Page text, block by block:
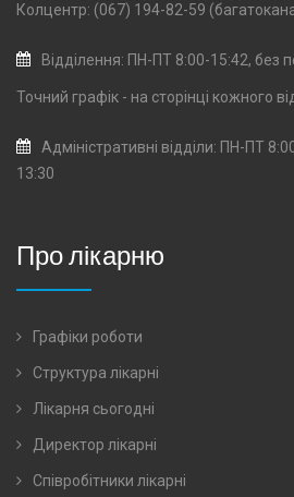
Колцентр: (067) 194-82-59
Відділення: ПН-ПТ 8:00-15:42, без
Точний графік - на сторінці кожного
Адміністративні відділи: ПН-ПТ
13:30
Про лікарню
Графіки роботи
Структура лікарні
Лікарня сьогодні
Директор лікарні
Співробітники лікарні